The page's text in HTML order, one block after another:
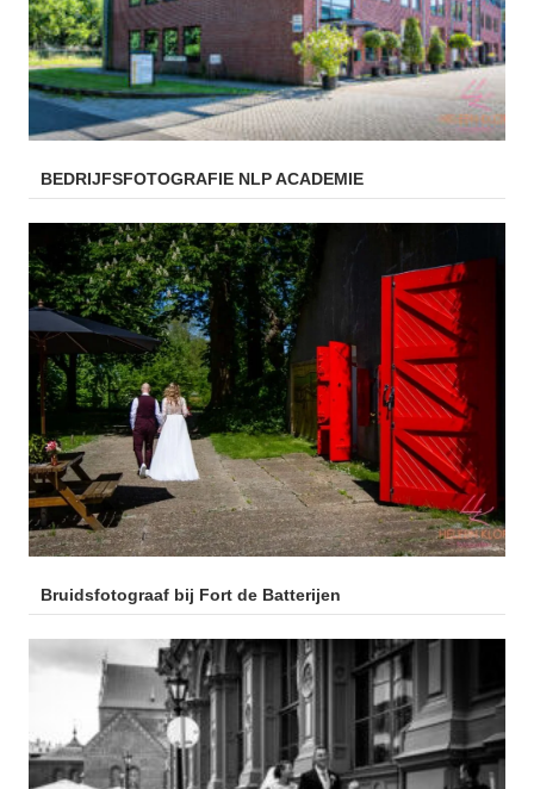
BEDRIJFSFOTOGRAFIE NLP ACADEMIE
Bruidsfotograaf bij Fort de Batterijen